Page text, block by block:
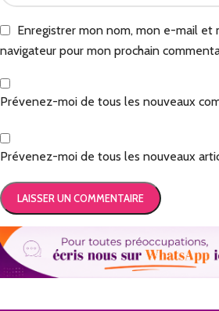
Enregistrer mon nom, mon e-mail et
navigateur pour mon prochain
Prévenez-moi de tous les nouveaux
Prévenez-moi de tous les nouveaux